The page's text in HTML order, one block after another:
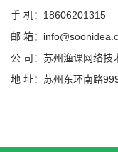
手 机：18606201315
邮 箱：
公 司：苏州渔课网络技
地 址：苏州东环南路